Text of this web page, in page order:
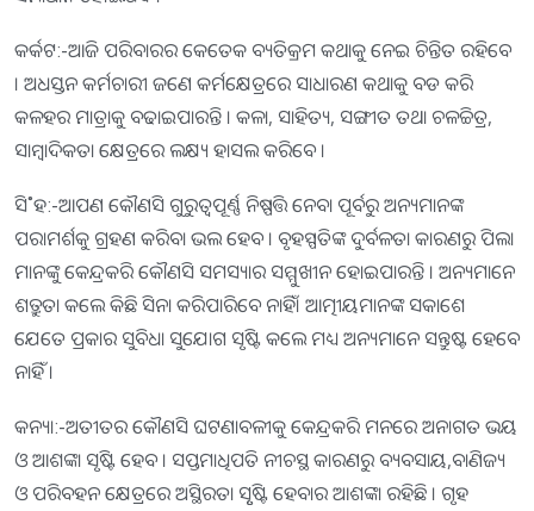
କର୍କଟ:-ଆଜି ପରିବାରର କେତେକ ବ୍ୟତିକ୍ରମ କଥାକୁ ନେଇ ଚିନ୍ତିତ ରହିବେ
। ଅଧସ୍ତନ କର୍ମଚାରୀ ଜଣେ କର୍ମକ୍ଷେତ୍ରରେ ସାଧାରଣ କଥାକୁ ବଡ କରି
କଳହର ମାତ୍ରାକୁ ବଢାଇପାରନ୍ତି । କଳା, ସାହିତ୍ୟ, ସଙ୍ଗୀତ ତଥା ଚଳଚ୍ଚିତ୍ର,
ସାମ୍ବାଦିକତା କ୍ଷେତ୍ରରେ ଲକ୍ଷ୍ୟ ହାସଲ କରିବେ ।
ସି˚ହ:-ଆପଣ କୌଣସି ଗୁରୁତ୍ୱପୂର୍ଣ୍ଣ ନିଷ୍ପତ୍ତି ନେବା ପୂର୍ବରୁ ଅନ୍ୟମାନଙ୍କ
ପରାମର୍ଶକୁ ଗ୍ରହଣ କରିବା ଭଲ ହେବ । ବୃହସ୍ପତିଙ୍କ ଦୁର୍ବଳତା କାରଣରୁ ପିଲା
ମାନଙ୍କୁ କେନ୍ଦ୍ରକରି କୌଣସି ସମସ୍ୟାର ସମ୍ମୁଖୀନ ହୋଇପାରନ୍ତି । ଅନ୍ୟମାନେ
ଶତ୍ରୁତା କଲେ କିଛି ସିନା କରିପାରିବେ ନାହିଁ। ଆତ୍ମୀୟମାନଙ୍କ ସକାଶେ
ଯେତେ ପ୍ରକାର ସୁବିଧା ସୁଯୋଗ ସୃଷ୍ଟି କଲେ ମଧ୍ୟ ଅନ୍ୟମାନେ ସନ୍ତୁଷ୍ଟ ହେବେ
ନାହିଁ ।
କନ୍ୟା:-ଅତୀତର କୌଣସି ଘଟଣାବଳୀକୁ କେନ୍ଦ୍ରକରି ମନରେ ଅନାଗତ ଭୟ
ଓ ଆଶଙ୍କା ସୃଷ୍ଟି ହେବ । ସପ୍ତମାଧିପତି ନୀଚସ୍ଥ କାରଣରୁ ବ୍ୟବସାୟ,ବାଣିଜ୍ୟ
ଓ ପରିବହନ କ୍ଷେତ୍ରରେ ଅସ୍ଥିରତା ସୃୃଷ୍ଟି ହେବାର ଆଶଙ୍କା ରହିଛି । ଗୃହ